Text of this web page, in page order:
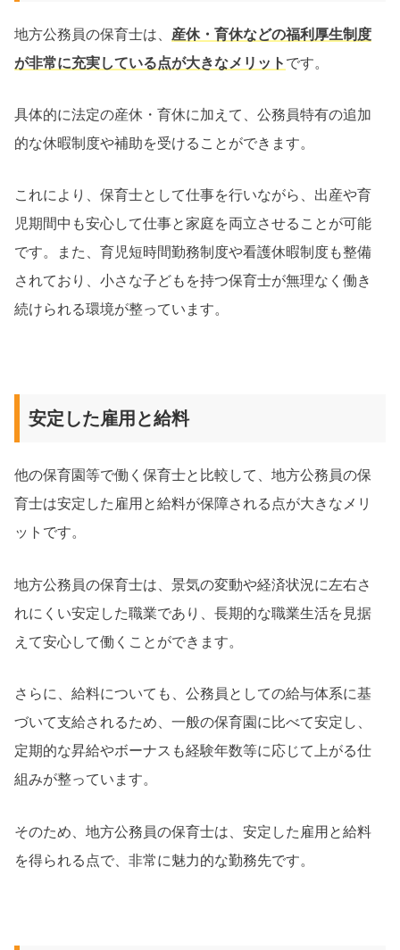
地方公務員の保育士は、 産休・育休などの福利厚生制度
が非常に充実している点が大きなメリット です。
具体的に法定の産休・育休に加えて、公務員特有の追加
的な休暇制度や補助を受けることができます。
これにより、保育士として仕事を行いながら、出産や育
児期間中も安心して仕事と家庭を両立させることが可能
です。また、育児短時間勤務制度や看護休暇制度も整備
されており、小さな子どもを持つ保育士が無理なく働き
続けられる環境が整っています。
安定した雇用と給料
他の保育園等で働く保育士と比較して、地方公務員の保
育士は安定した雇用と給料が保障される点が大きなメリ
ットです。
地方公務員の保育士は、景気の変動や経済状況に左右さ
れにくい安定した職業であり、長期的な職業生活を見据
えて安心して働くことができます。
さらに、給料についても、公務員としての給与体系に基
づいて支給されるため、一般の保育園に比べて安定し、
定期的な昇給やボーナスも経験年数等に応じて上がる仕
組みが整っています。
そのため、地方公務員の保育士は、安定した雇用と給料
を得られる点で、非常に魅力的な勤務先です。